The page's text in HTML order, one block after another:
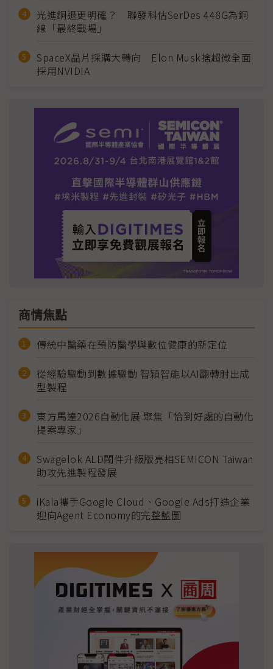
光進銅退更明確？ 聯發科估SerDes 448G為銅
線「最終戰場」
SpaceX晶片採購大轉向 Elon Musk捨超微全面
採用NVIDIA
商情焦點
傳統中醫藥在預防醫學與數位健康的新定位
從經驗驅動到數據驅動 智穎智能以AI翻轉射出成
型製程
東方馬達2026自動化展 聚焦「恰到好處的自動化
提案專家」
Swagelok ALD閥件升級版亮相SEMICON Taiwan
助攻先進製程發展
iKala攜手Google Cloud、Google Ads打造企業
迎向Agent Economy的完整藍圖